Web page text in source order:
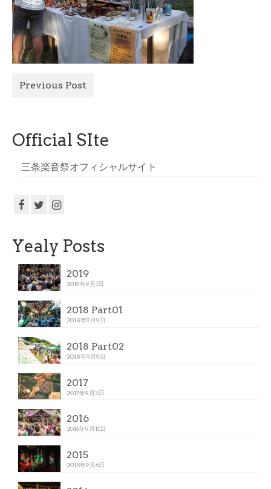
Previous Post
Official SIte
三条楽音祭オフィシャルサイト
Yealy Posts
2019
2019年9月1日
2018 Part01
2018年9月9日
2018 Part02
2018年9月9日
2017
2017年9月3日
2016
2016年9月11日
2015
2015年9月6日